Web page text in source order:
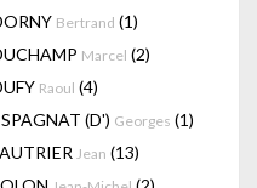
Bertrand (1)
Marcel (2)
Raoul (4)
(D') Georges (1)
Jean (13)